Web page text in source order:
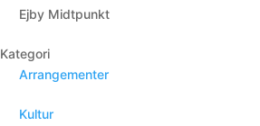
Ejby Midtpunkt
Kategori
Arrangementer
Kultur